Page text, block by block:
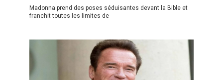
Madonna prend des poses séduisantes devant la Bible et
franchit toutes les limites de